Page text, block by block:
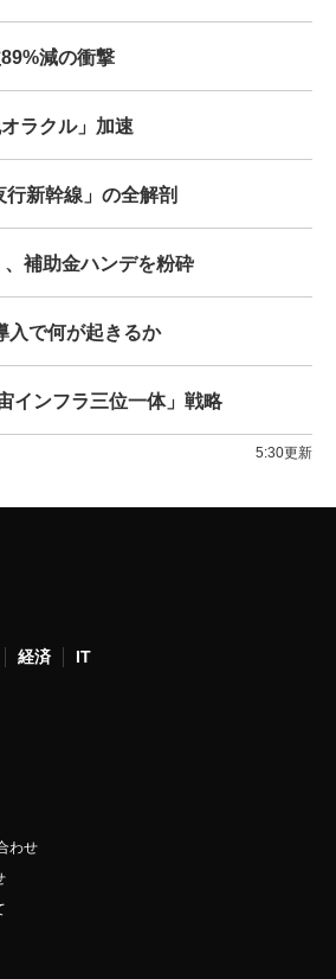
減の衝撃
ラクル」加速
新幹線」の全解剖
補助金ハンデを粉砕
入で何が起きるか
インフラ三位一体」戦略
5:30更新
経済 IT
わせ